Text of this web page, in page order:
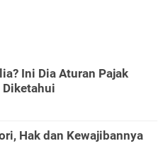
Ini Dia Aturan Pajak
Diketahui
Hak dan Kewajibannya